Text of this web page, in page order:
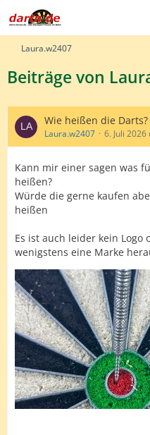
Laura.w2407
Beiträge von
Wie heißen die Darts?
Laura.w2407 6. Juli 2026
Kann mir einer sagen was
heißen?
Würde die gerne kaufen
heißen
Es ist auch leider kein Logo
wenigstens eine Marke